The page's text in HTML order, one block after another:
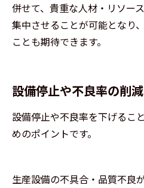
併せて、貴重な人材・リソー
集中させることが可能となり
ことも期待できます。
設備停止や不良率の削減
設備停止や不良率を下げるこ
めのポイントです。
生産設備の不具合・品質不良